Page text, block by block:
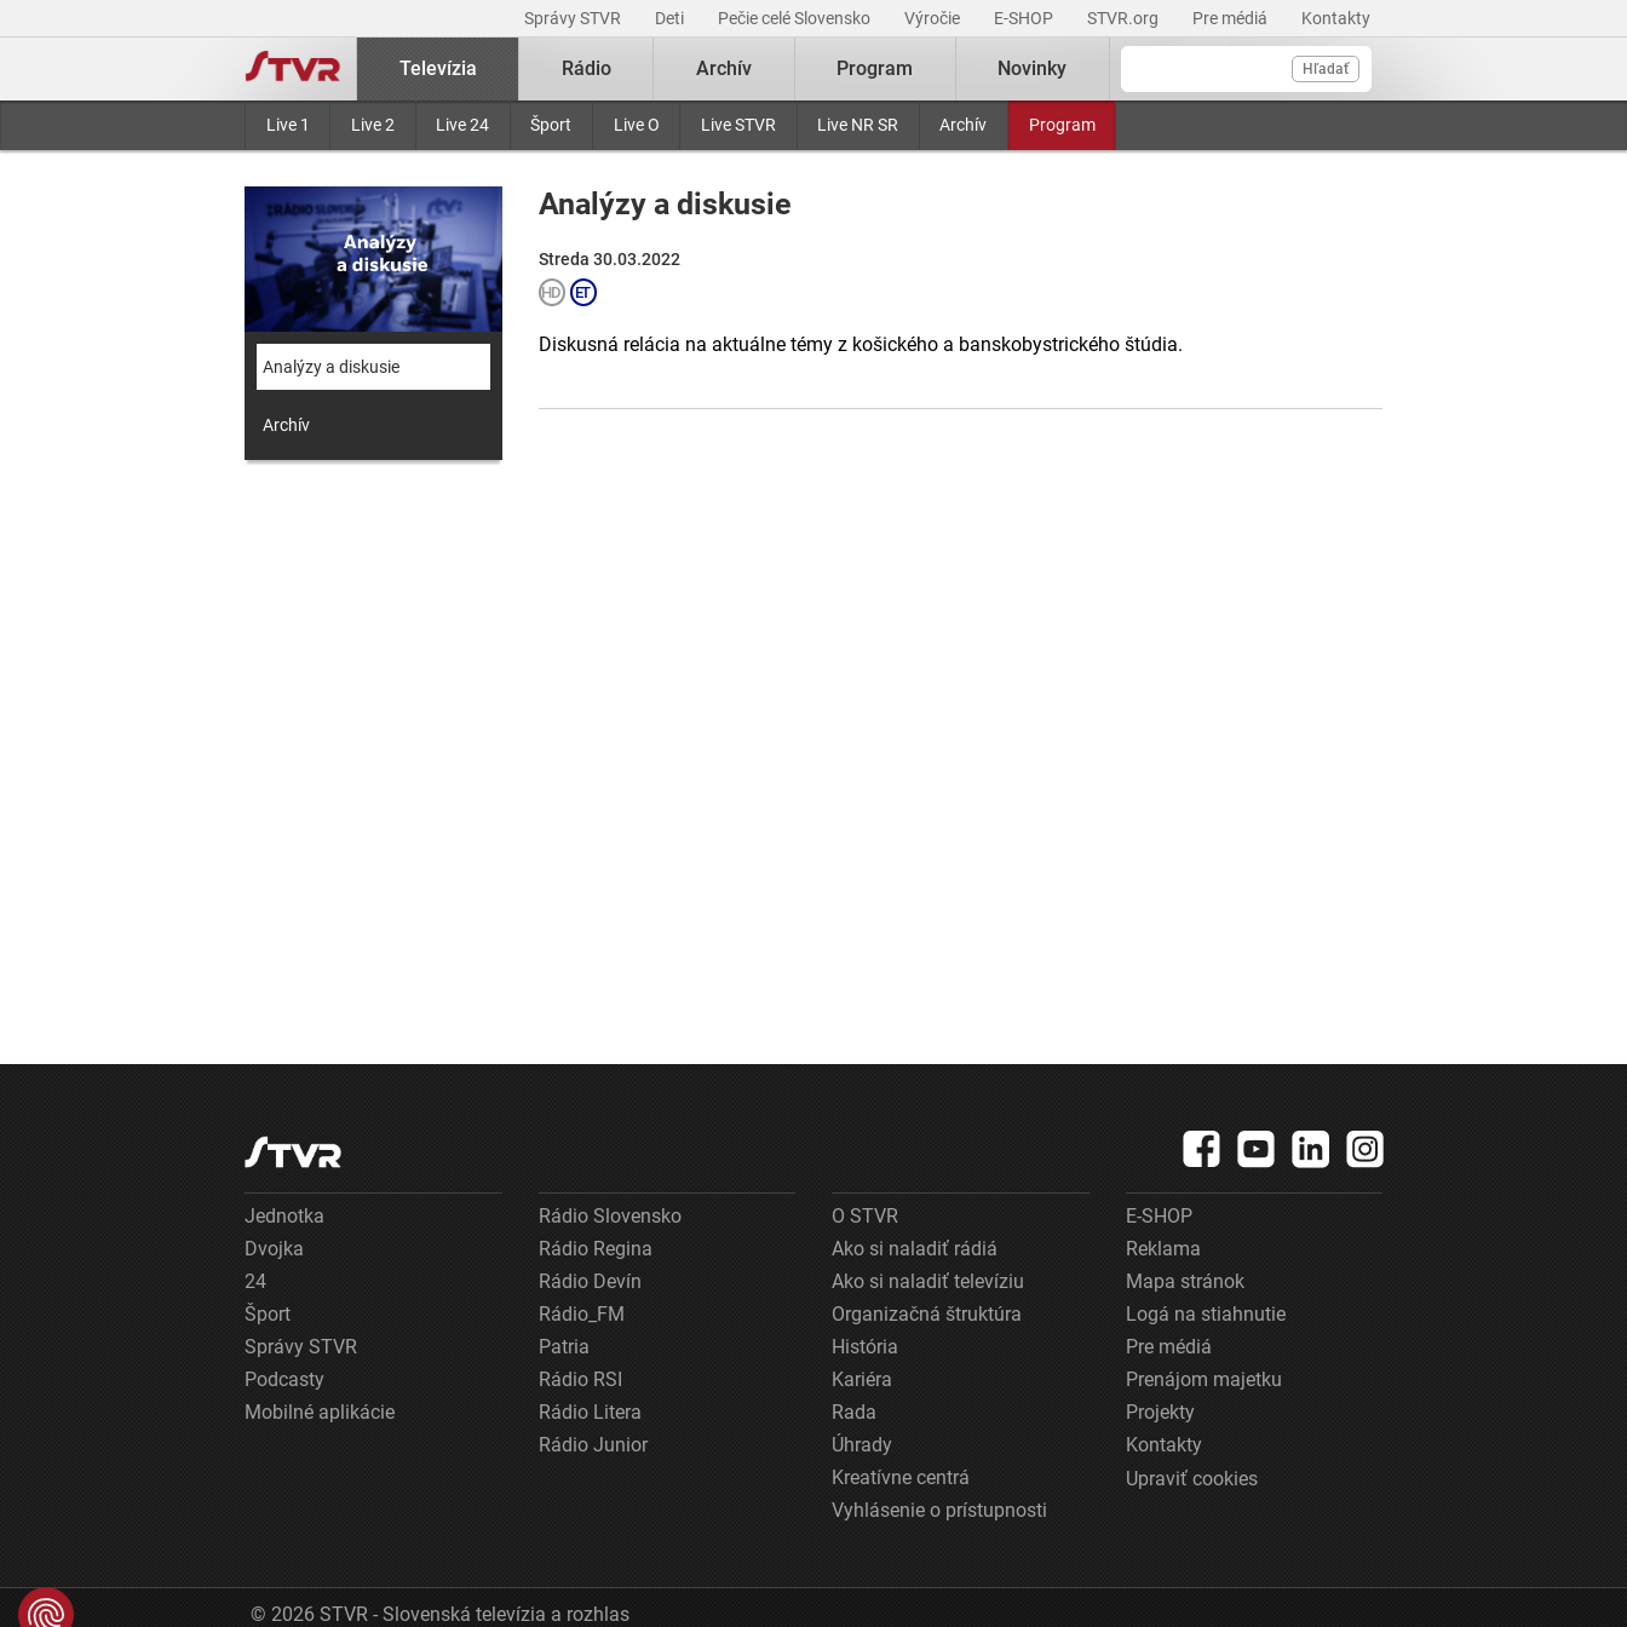
Správy STVR Deti Pečie celé Slovensko Výročie E-SHOP STVR.org Pre médiá Kontakty
Hľadať
Televízia
Live 1 Live 2 Live 24 Šport Live O Live STVR Live NR SR Archív Program
Rádio Archív Program Novinky
Analýzy a diskusie
Archív
Analýzy a diskusie
Streda 30.03.2022
Diskusná relácia na aktuálne témy z košického a banskobystrického štúdia.
Jednotka
Dvojka
24
Šport
Správy STVR
Podcasty
Mobilné aplikácie
Rádio Slovensko
Rádio Regina
Rádio Devín
Rádio_FM
Patria
Rádio RSI
Rádio Litera
Rádio Junior
O STVR
Ako si naladiť rádiá
Ako si naladiť televíziu
Organizačná štruktúra
História
Kariéra
Rada
Úhrady
Kreatívne centrá
Vyhlásenie o prístupnosti
E-SHOP
Reklama
Mapa stránok
Logá na stiahnutie
Pre médiá
Prenájom majetku
Projekty
Kontakty
Upraviť cookies
© 2026 STVR - Slovenská televízia a rozhlas